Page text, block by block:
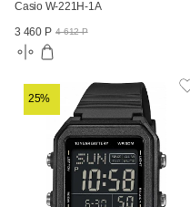
Casio W-221H-1A
3 460 Р 4 612 Р
25%